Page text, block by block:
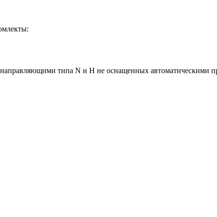
типа N и H не оснащенных автоматическими